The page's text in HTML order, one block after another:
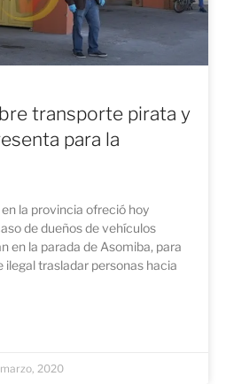
transporte pirata y
para la
la provincia ofreció hoy
de dueños de vehículos
en la parada de Asomiba, para
ilegal trasladar personas hacia
2020